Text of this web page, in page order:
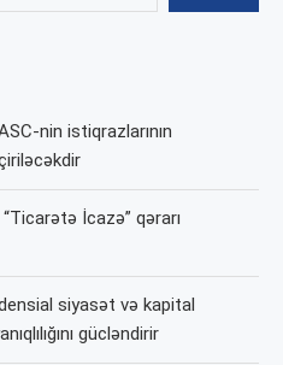
nin istiqrazlarının
İcazə” qərarı
siyasət və kapital
gücləndirir